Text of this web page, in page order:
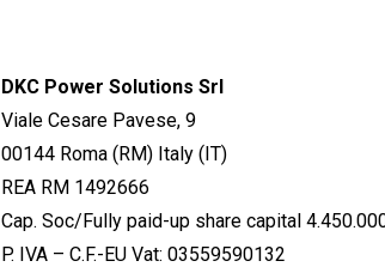
DKC Power Solutions Srl
Viale Cesare Pavese, 9
00144 Roma (RM) Italy (IT)
REA RM 1492666
Cap. Soc/Fully paid-up share capital
P. IVA – C.F.-EU Vat: 03559590132